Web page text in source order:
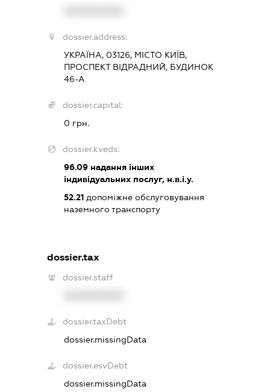
dossier.address:
УКРАЇНА, 03126, МІСТО КИЇВ,
ПРОСПЕКТ ВІДРАДНИЙ, БУДИНОК
46-А
dossier.capital:
0 грн.
dossier.kveds:
96.09надання інших
індивідуальних послуг, н.в.і.у.
52.21допоміжне обслуговування
наземного транспорту
dossier.tax
dossier.staff
dossier.taxDebt
dossier.missingData
dossier.esvDebt
dossier.missingData